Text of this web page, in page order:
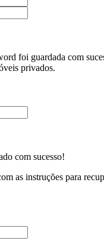
foi guardada com
privados.
com sucesso!
as instruções para